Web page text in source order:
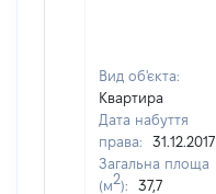
Вид об'єкта:
Квартира
Дата набуття
права:
31.12.2017
Загальна площа
(м2):
37,7